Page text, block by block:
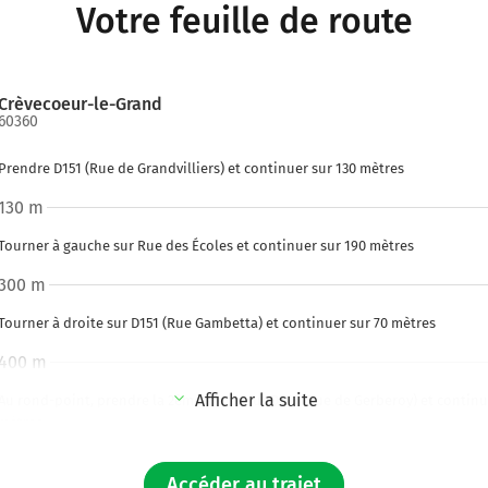
Votre feuille de route
le-Grand
D151 (Rue de Grandvilliers) et continuer sur 130 mètres
à gauche sur Rue des Écoles et continuer sur 190 mètres
m
à droite sur D151 (Rue Gambetta) et continuer sur 70 mètres
m
rond-point, prendre la 2ème sortie sur D151 (Rue de Gerberoy) et
m
Afficher la suite